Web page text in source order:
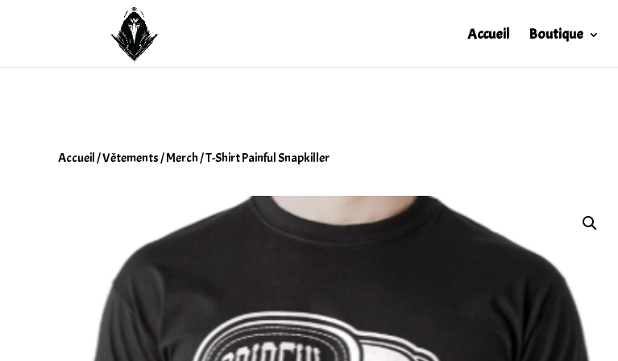
Accueil Boutique
Accueil/Vêtements/Merch/ T-Shirt Painful Snapkiller